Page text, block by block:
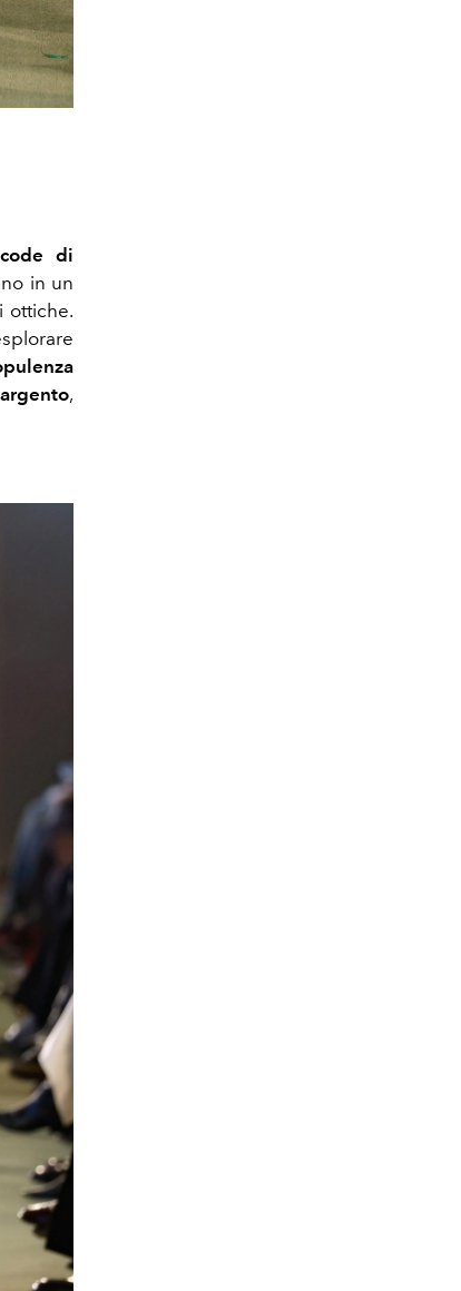
code di
in un
ottiche.
,